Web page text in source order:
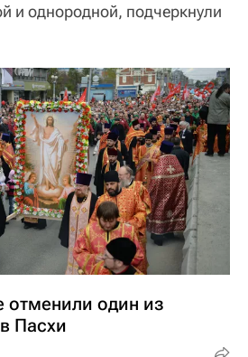
и однородной, подчеркнули
отменили один из
Пасхи